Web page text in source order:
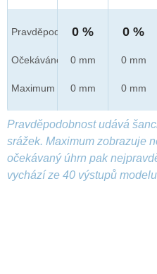
Pravděpod.
Očekáváno
Maximum
0 %
0 mm
0 mm
0 %
0 mm
0 mm
Pravděpodobnost udává
srážek. Maximum zobrazuje
očekávaný úhrn pak
vychází ze 40 výstupů